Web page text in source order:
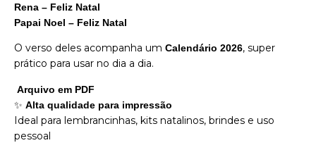
Rena – Feliz Natal
Papai Noel – Feliz Natal
O verso deles acompanha um Calendário 2026, super
prático para usar no dia a dia.
Arquivo em PDF
✨ Alta qualidade para impressão
Ideal para lembrancinhas, kits natalinos, brindes e uso
pessoal